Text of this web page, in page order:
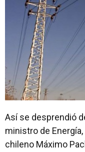
Así se desprendió
ministro de Energía,
chileno Máximo